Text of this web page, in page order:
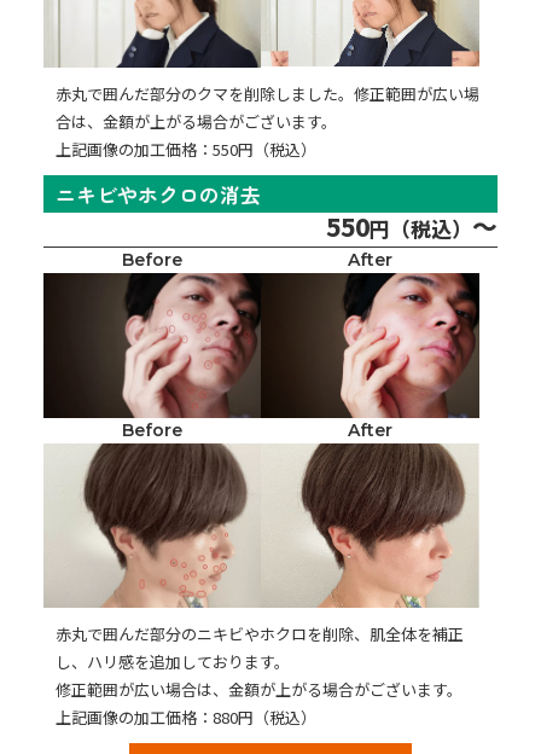
赤丸で囲んだ部分のクマを削除しました。修正範囲が広い場
合は、金額が上がる場合がございます。
上記画像の加工価格：550円（税込）
ニキビやホクロの消去
550円（税込） ～
Before After
Before After
赤丸で囲んだ部分のニキビやホクロを削除、肌全体を補正
し、ハリ感を追加しております。
修正範囲が広い場合は、金額が上がる場合がございます。
上記画像の加工価格：880円（税込）